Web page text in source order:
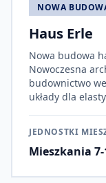
NOWA
Haus Erle
Nowa budowa
Nowoczesna
budownictwo
układy dla
JEDNOSTKI
Mieszkania